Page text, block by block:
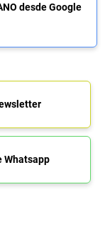
desde Google
Whatsapp